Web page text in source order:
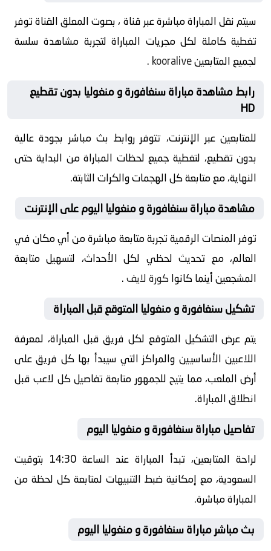
سيتم نقل المباراة مباشرة عبر قناة ، بصوت المعلق القناة توفر
تغطية كاملة لكل مجريات المباراة لتجربة مشاهدة سلسة
لجميع المتابعينkooralive
.
رابط مشاهدة مباراة سنغافورة و منغوليا بدون تقطيع
HD
للمتابعين عبر الإنترنت، تتوفر روابط بث مباشر بجودة عالية
بدون تقطيع، لتغطية جميع لحظات المباراة من البداية حتى
النهاية، مع متابعة كل الهجمات والكرات الثابتة.
مشاهدة مباراة سنغافورة و منغوليا اليوم على الإنترنت
توفر المنصات الرقمية تجربة متابعة مباشرة من أي مكان في
العالم، مع تحديث لحظي لكل الأحداث، لتسهيل متابعة
المشجعين أينما كانواكورة لايف.
تشكيل سنغافورة و منغوليا المتوقع قبل المباراة
يتم عرض التشكيل المتوقع لكل فريق قبل المباراة، لمعرفة
اللاعبين الأساسيين والمراكز التي سيبدأ بها كل فريق على
أرض الملعب، مما يتيح للجمهور متابعة تفاصيل كل لاعب قبل
انطلاق المباراة.
تفاصيل مباراة سنغافورة و منغوليا اليوم
لراحة المتابعين، تبدأ المباراة عند الساعة 14:30 بتوقيت
السعودية، مع إمكانية ضبط التنبيهات لمتابعة كل لحظة من
المباراة مباشرة.
بث مباشر مباراة سنغافورة و منغوليا اليوم